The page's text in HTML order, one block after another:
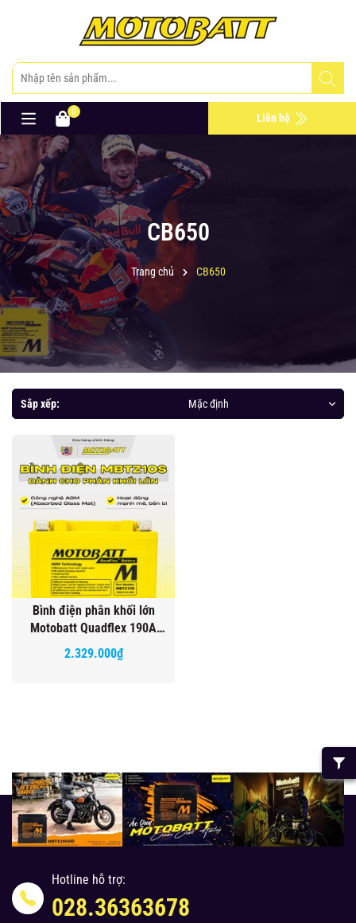
0 Liên hệ
CB650
Trang chủ CB650
Sắp xếp: Mặc định
Bình điện phân khối lớn
Motobatt Quadflex 190A
8,6Ah dòng CCA cực cao bảo
hành 12 tháng chính hãng
2.329.000₫
Hotline hỗ trợ:
028.36363678